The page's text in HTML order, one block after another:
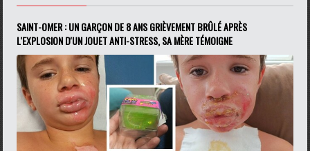
SAINT-OMER : UN GARÇON DE 8 ANS GRIÈVEMENT BRÛLÉ APRÈS
L'EXPLOSION D'UN JOUET ANTI-STRESS, SA MÈRE TÉMOIGNE